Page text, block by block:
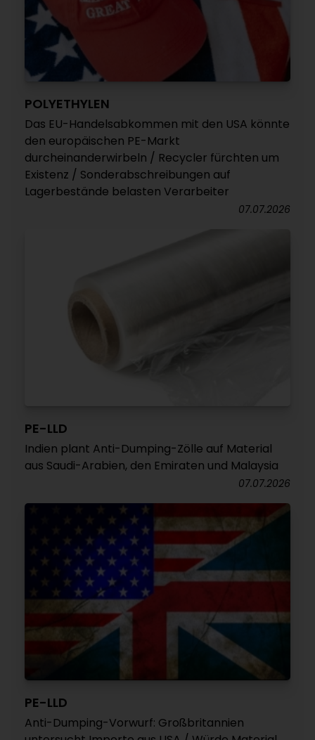
POLYETHYLEN
Das EU-Handelsabkommen mit den USA könnte
den europäischen PE-Markt
durcheinanderwirbeln / Recycler fürchten um
Existenz / Sonderabschreibungen auf
Lagerbestände belasten Verarbeiter
07.07.2026
PE-LLD
Indien plant Anti-Dumping-Zölle auf Material
aus Saudi-Arabien, den Emiraten und Malaysia
07.07.2026
PE-LLD
Anti-Dumping-Vorwurf: Großbritannien